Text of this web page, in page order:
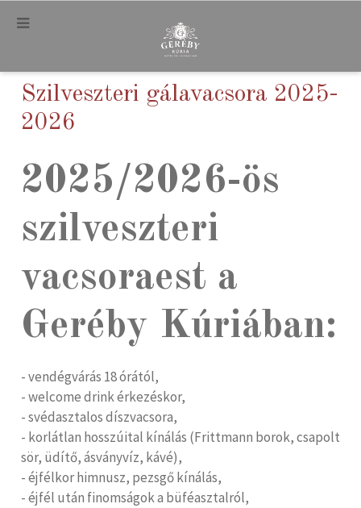
.
Szilveszteri gálavacsora 2025-
2026
2025/2026-ös
szilveszteri
vacsoraest a
Geréby Kúriában:
- vendégvárás 18 órától,
- welcome drink érkezéskor,
- svédasztalos díszvacsora,
- korlátlan hosszúital kínálás (Frittmann borok, csapolt
sör, üdítő, ásványvíz, kávé),
- éjfélkor himnusz, pezsgő kínálás,
- éjfél után finomságok a büféasztalról,